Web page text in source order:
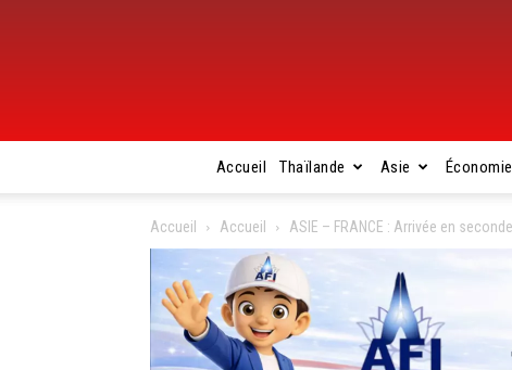
Accueil Thaïlande Asie Économie
Accueil Accueil ASIE – FRANCE : Arrivée en